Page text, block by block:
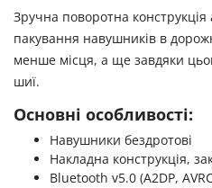
Зручна поворотна
пакування навушників в
менше місця, а ще завдяки
шиї.
Основні особливості:
Навушники бездротові
Накладна конструкція,
Bluetooth v5.0 (A2DP,